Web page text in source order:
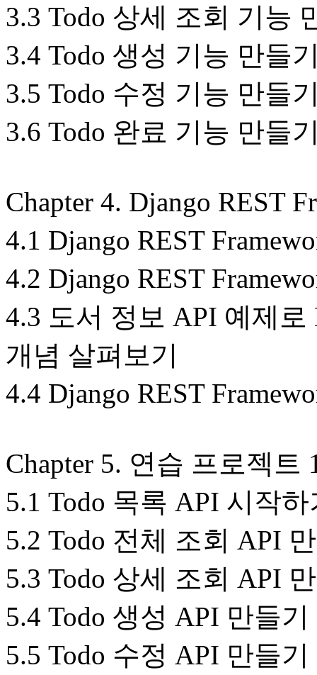
3.3 Todo 상세 조회 기능
3.4 Todo 생성 기능 만들
3.5 Todo 수정 기능 만들
3.6 Todo 완료 기능 만들
Chapter 4. Django REST
4.1 Django REST
4.2 Django REST
4.3 도서 정보 API 예제로
개념 살펴보기
4.4 Django REST
Chapter 5. 연습 프로젝트
5.1 Todo 목록 API 시작하
5.2 Todo 전체 조회 API
5.3 Todo 상세 조회 API
5.4 Todo 생성 API 만들기
5.5 Todo 수정 API 만들기